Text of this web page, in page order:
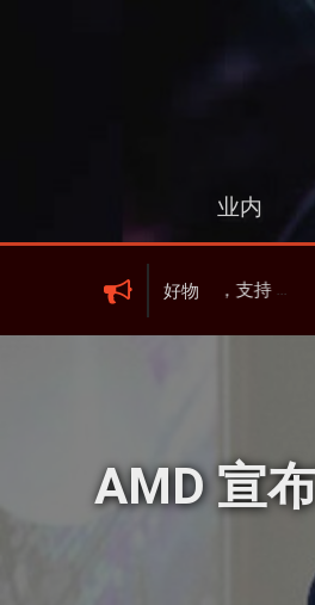
业内
好物
6、屏显、6000mAh 电池、峰值下行2.0Gbps
AMD 宣